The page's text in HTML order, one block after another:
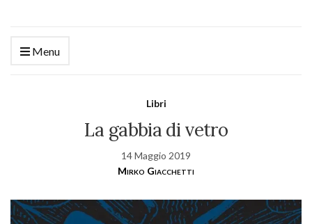
Menu
Libri
La gabbia di vetro
14 Maggio 2019
Mirko Giacchetti